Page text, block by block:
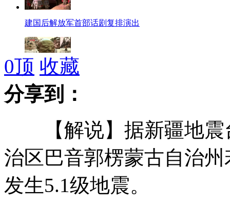
建国后解放军首部话剧复排演出
广州国际艺博会造南中国"艺术航母"
张梓琳出演女娲实现自己女神梦
富源矿难法人代表和矿长被刑拘
0顶 收藏
分享到：
【解说】据新疆地震
治区巴音郭楞蒙古自治
发生5.1级地震。